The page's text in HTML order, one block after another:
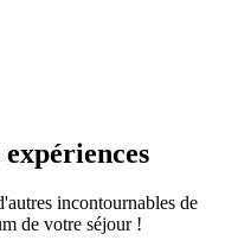
incontournables de
de votre séjour !